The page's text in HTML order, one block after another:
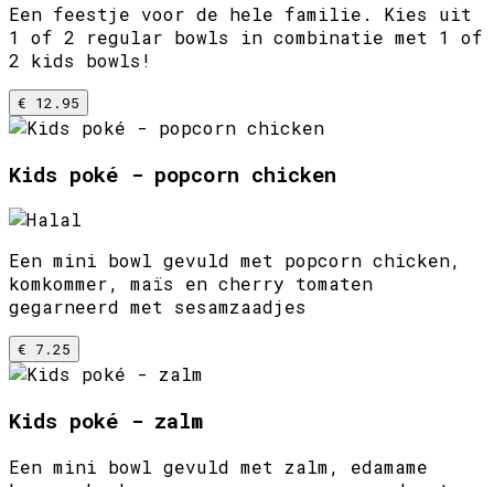
Een feestje voor de hele familie. Kies uit
1 of 2 regular bowls in combinatie met 1 of
2 kids bowls!
€ 12.95
Kids poké - popcorn chicken
Een mini bowl gevuld met popcorn chicken,
komkommer, maïs en cherry tomaten
gegarneerd met sesamzaadjes
€ 7.25
Kids poké - zalm
Een mini bowl gevuld met zalm, edamame